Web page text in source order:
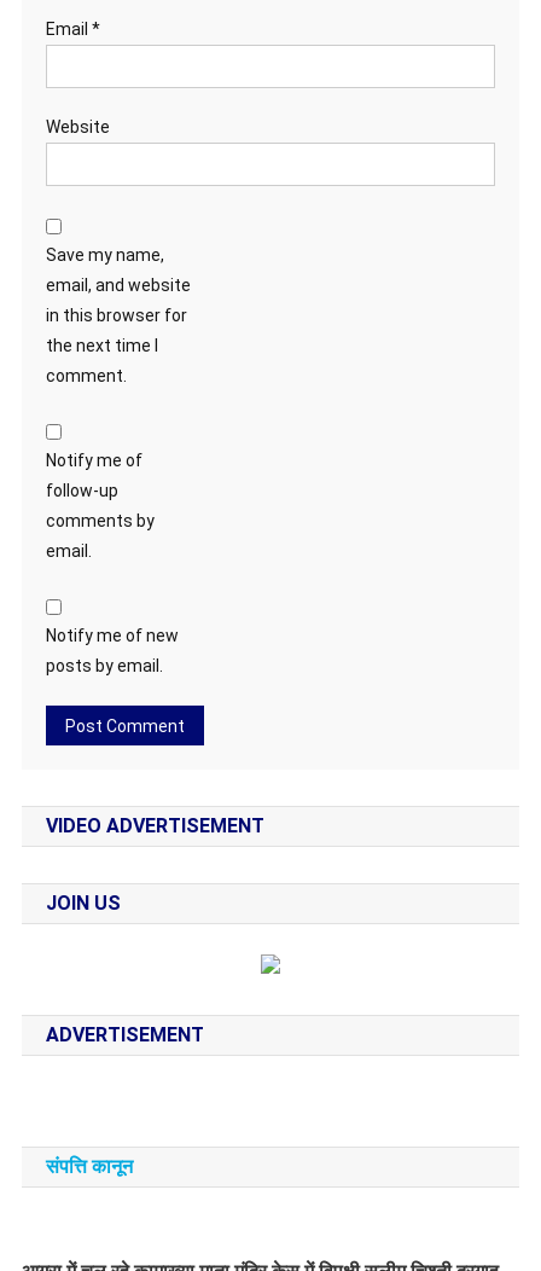
Email *
Website
Save my name,
email, and website
in this browser for
the next time I
comment.
Notify me of
follow-up
comments by
email.
Notify me of new
posts by email.
VIDEO ADVERTISEMENT
JOIN US
ADVERTISEMENT
संपत्ति कानून